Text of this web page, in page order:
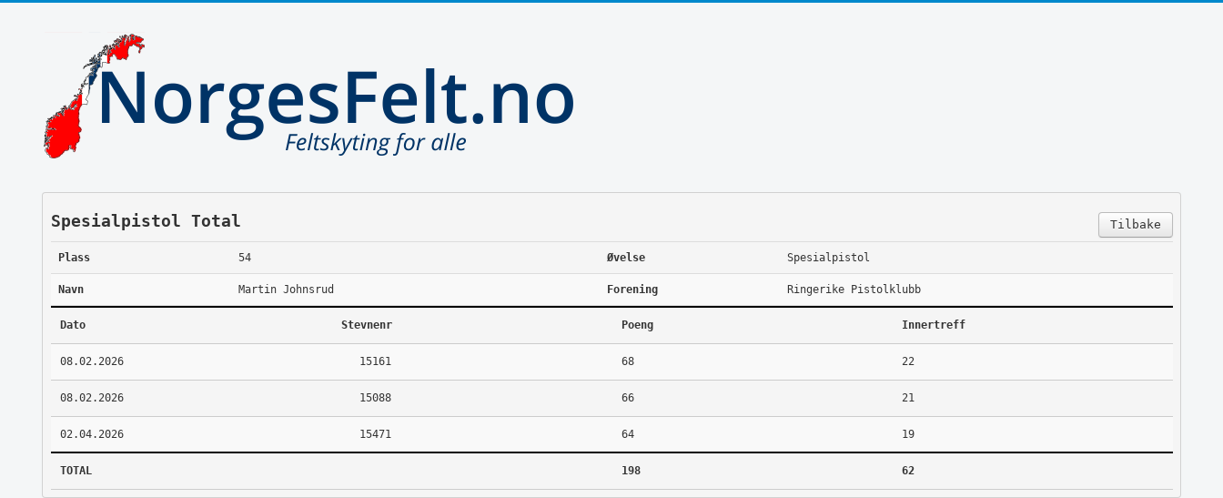
Tilbake
Spesialpistol Total
Plass 54 Øvelse Spesialpistol
Navn Martin Johnsrud Forening Ringerike Pistolklubb
Dato Stevnenr Poeng Innertreff
08.02.2026 15161 68 22
08.02.2026 15088 66 21
02.04.2026 15471 64 19
TOTAL 198 62